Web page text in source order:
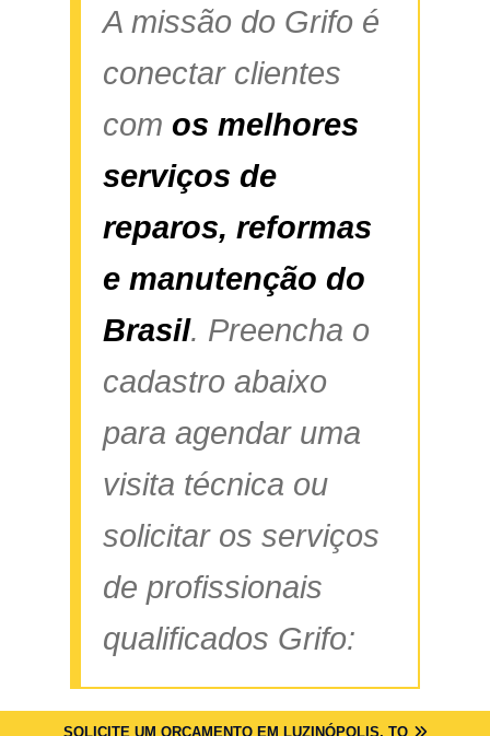
A missão do Grifo é
conectar clientes
com os melhores
serviços de
reparos, reformas
e manutenção do
Brasil. Preencha o
cadastro abaixo
para agendar uma
visita técnica ou
solicitar os serviços
de profissionais
qualificados Grifo:
SOLICITE UM ORÇAMENTO EM LUZINÓPOLIS, TO